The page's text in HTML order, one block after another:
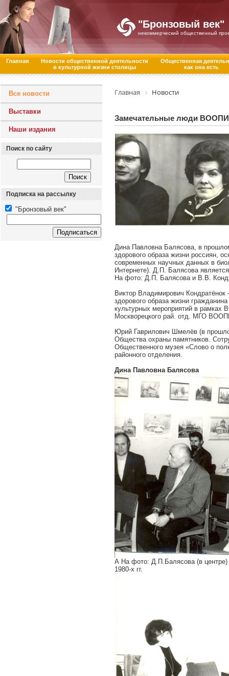
"Бронзовый век"
некоммерческий общественный
Главная
Новости общественной деятельности
в культурной жизни столицы
Общественная
как она есть
Все новости
Выставки
Наши издания
Поиск по сайту
Подписка на рассылку
"Бронзовый век"
Главная Новости
Замечательные люди
Дина Павловна Балясова, в
здорового образа жизни россиян,
современных научных данных в
Интернете). Д.П. Балясова
На фото: Д.П. Балясова и В.В.
Виктор Владимирович
здорового образа жизни
культурных мероприятий в рамках
Москворецкого рай. отд. МГО
Юрий Гаврилович Шмелёв (в
Общества охраны памятников.
Общественного музея «Слово о
районного отделения.
Дина Павловна Балясова
А На фото: Д.П.Балясова (в
1980-х гг.